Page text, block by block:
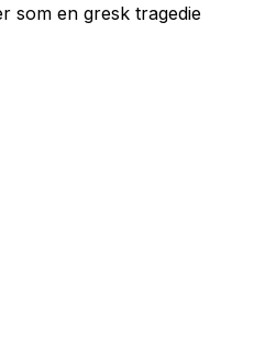
som en gresk tragedie